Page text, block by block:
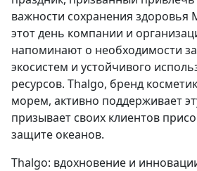
важности сохранения здоровья
этот день компании и
напоминают о необходимости
экосистем и устойчивого
ресурсов. Thalgo, бренд
морем, активно поддерживает
призывает своих клиентов
защите океанов.
Thalgo: вдохновение и